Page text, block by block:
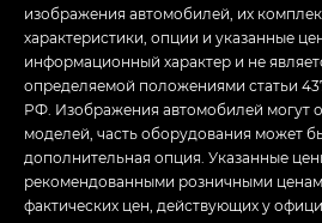
изображения автомобилей, их
характеристики, опции и указанные
информационный характер и не
определяемой положениями статьи
РФ. Изображения автомобилей могут
моделей, часть оборудования может
дополнительная опция. Указанные
рекомендованными розничными
фактических цен, действующих у